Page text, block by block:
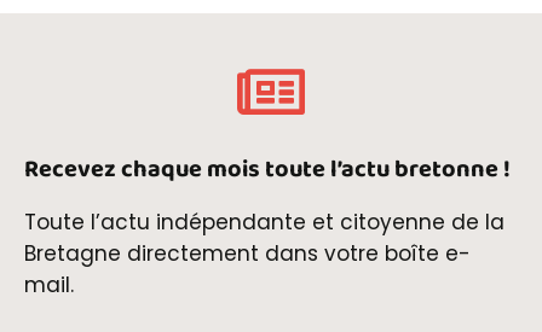
Recevez chaque mois toute l’actu bretonne !
Toute l’actu indépendante et citoyenne de la
Bretagne directement dans votre boîte e-
mail.